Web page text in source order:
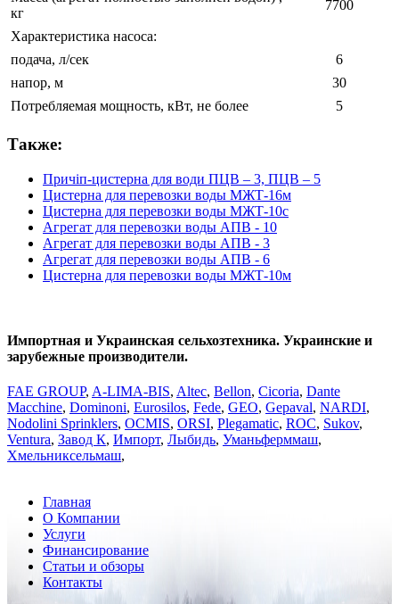
кг
7700
Характеристика насоса:
подача, л/сек
6
напор, м
30
Потребляемая мощность, кВт, не более
5
Также:
Причіп-цистерна для води ПЦВ – 3, ПЦВ – 5
Цистерна для перевозки воды МЖТ-16м
Цистерна для перевозки воды МЖТ-10с
Агрегат для перевозки воды АПВ - 10
Агрегат для перевозки воды АПВ - 3
Агрегат для перевозки воды АПВ - 6
Цистерна для перевозки воды МЖТ-10м
Импортная и Украинская сельхозтехника. Украинские и
зарубежные производители.
FAE GROUP, A-LIMA-BIS, Altec, Bellon, Cicoria, Dante
Macchine, Dominoni, Eurosilos, Fede, GEO, Gepaval, NARDI,
Nodolini Sprinklers, OCMIS, ORSI, Plegаmatic, ROC, Sukov,
Ventura, Завод К, Импорт, Лыбидь, Уманьферммаш,
Хмельниксельмаш,
Главная
О Компании
Услуги
Финансирование
Статьи и обзоры
Контакты